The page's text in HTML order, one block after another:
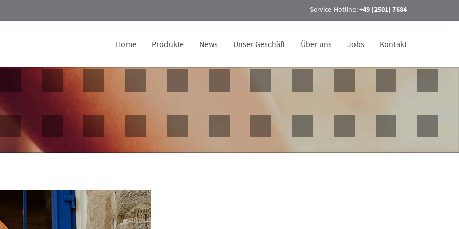
Service-Hotline:+49 (2501) 7684
Home Produkte News Unser Geschäft Über uns Jobs Kontakt